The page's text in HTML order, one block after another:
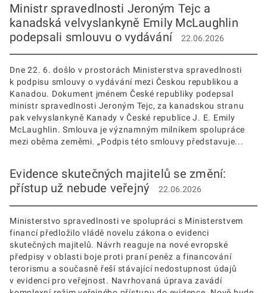
Ministr spravedlnosti Jeroným Tejc a
kanadská velvyslankyně Emily McLaughlin
podepsali smlouvu o vydávání
22.06.2026
Dne 22. 6. došlo v prostorách Ministerstva spravedlnosti
k podpisu smlouvy o vydávání mezi Českou republikou a
Kanadou. Dokument jménem České republiky podepsal
ministr spravedlnosti Jeroným Tejc, za kanadskou stranu
pak velvyslankyně Kanady v České republice J. E. Emily
McLaughlin. Smlouva je významným milníkem spolupráce
mezi oběma zeměmi. „Podpis této smlouvy představuje...
Evidence skutečných majitelů se změní:
přístup už nebude veřejný
22.06.2026
Ministerstvo spravedlnosti ve spolupráci s Ministerstvem
financí předložilo vládě novelu zákona o evidenci
skutečných majitelů. Návrh reaguje na nové evropské
předpisy v oblasti boje proti praní peněz a financování
terorismu a současně řeší stávající nedostupnost údajů
v evidenci pro veřejnost. Navrhovaná úprava zavádí